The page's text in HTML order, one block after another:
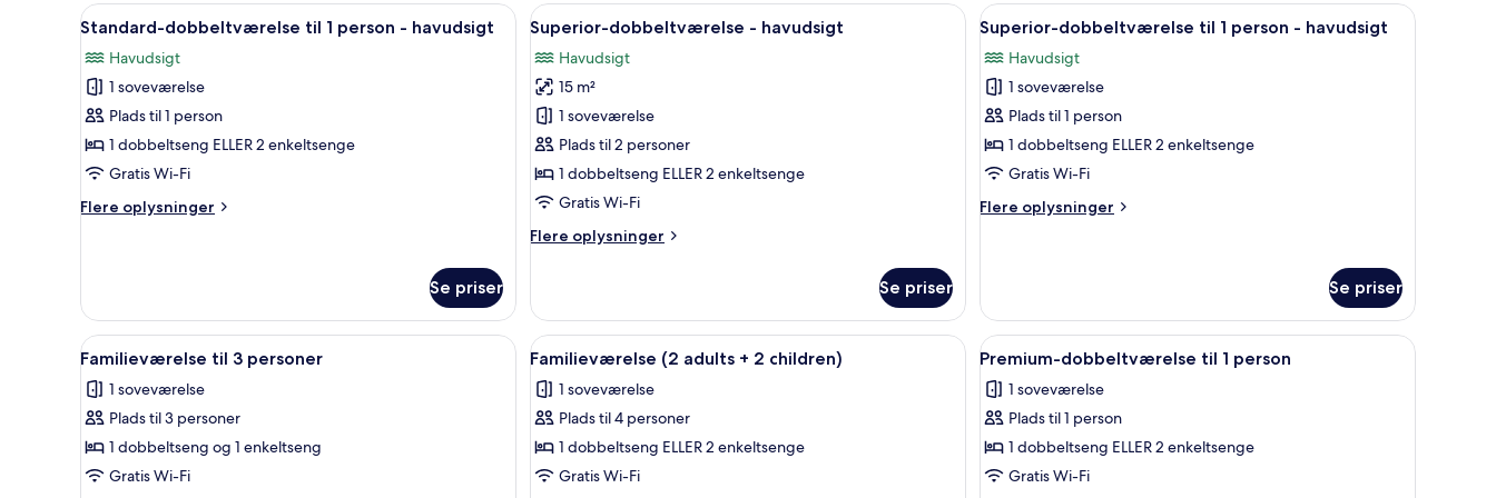
enkeltsenge
Indlæs
alle
billeder
af
Standard-
dobbeltværelse
til
person
Et moderne hotelværelse med en stor seng, et skrivebord og en stol.
1
Standard-dobbeltværelse til 1 person - havudsigt
Havudsigt
1 soveværelse
Plads til 1 person
1 dobbeltseng ELLER 2 enkeltsenge
Gratis Wi-Fi
Flere oplysninger
Flere
til
person
-
havudsigt
Se priser
Indlæs
alle
billeder
af
Superior-
dobbeltværelse
-
havudsigt
Et moderne hotelværelse med en stor seng, et skrivebord, en stol og et fjernsyn.
1
Superior-dobbeltværelse - havudsigt
Havudsigt
15 m²
1 soveværelse
Plads til 2 personer
1 dobbeltseng ELLER 2 enkeltsenge
Gratis Wi-Fi
Flere oplysninger
Flere
dobbeltværelse
havudsigt
Se priser
Indlæs
alle
billeder
af
Superior-
dobbeltværelse
til
person
Et moderne hotelværelse med en stor seng,
1
Superior-dobbeltværelse til 1 person - havudsigt
Havudsigt
1 soveværelse
Plads til 1 person
1 dobbeltseng ELLER 2 enkeltsenge
Gratis Wi-Fi
Flere oplysninger
Flere
til
person
-
havudsigt
Se priser
Indlæs
alle
billeder
af
Familieværelse
til
Et hotelværelse med seng, sengebord, lampe og en dør.
1
Familieværelse til 3 personer
1 soveværelse
Plads til 3 personer
1 dobbeltseng og 1 enkeltseng
Gratis Wi-Fi
Indlæs
alle
billeder
af
Familieværelse
(2
Et hotelværelse med seng, sengebord, lampe og en dør.
1
Familieværelse (2 adults + 2 children)
1 soveværelse
Plads til 4 personer
1 dobbeltseng ELLER 2 enkeltsenge
Gratis Wi-Fi
Indlæs
alle
billeder
af
Premium-
dobbeltværelse
Et moderne hotelværelse med en glasvæg i
1
Premium-dobbeltværelse til 1 person
1 soveværelse
Plads til 1 person
1 dobbeltseng ELLER 2 enkeltsenge
Gratis Wi-Fi